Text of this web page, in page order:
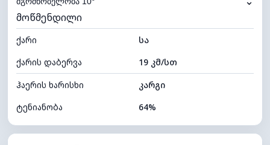
ხილვადობა
განათების ინდექსი 0 (ბნელი)
ღრუბლის სიმაღლე 11520 მ
მოწმენდილი
ქარი
სა
ქარის დაბერვა
19 კმ/სთ
ჰაერის ხარისხი
კარგი
ტენიანობა
64%